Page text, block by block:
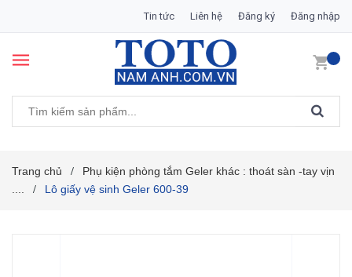
Tin tức Liên hệ Đăng ký Đăng nhập
Trang chủ /
Phụ kiện phòng tắm Geler khác : thoát sàn -tay vịn
/ Lô giấy vệ sinh Geler 600-39